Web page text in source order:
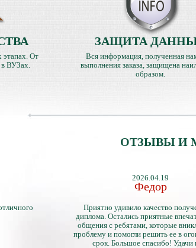
этапах. От
ВУЗах.
ЗАЩИТА
Вся информация, полученная
выполнения заказа, защищена
образом.
ОТЗЫВЫ И
2026.04.19
Федор
Приятно удивило качество
диплома. Остались приятные
общения с ребятами, которые
проблему и помогли решить ее в
срок. Большое спасибо! Удачи